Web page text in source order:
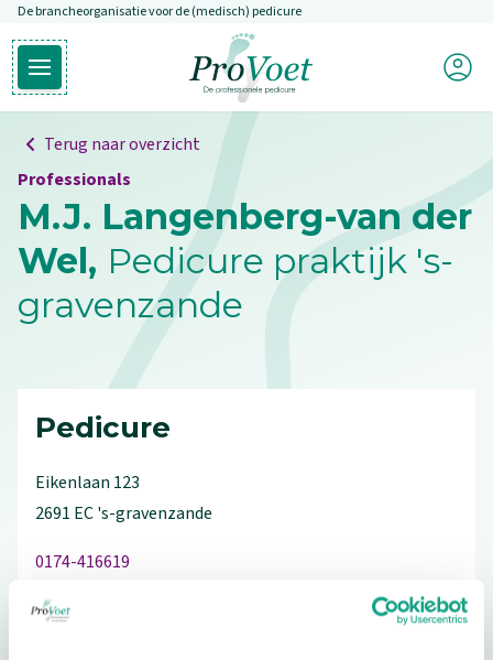
Overslaan en naar de inhoud gaan
De brancheorganisatie voor de (medisch) pedicure
Open hoofdmenu
Ga naar de homepagina
Mijn
Terug naar overzicht
Professionals
M.J. Langenberg-van der
Wel, Pedicure praktijk 's-
gravenzande
Pedicure
Eikenlaan 123
2691 EC's-gravenzande
0174-416619